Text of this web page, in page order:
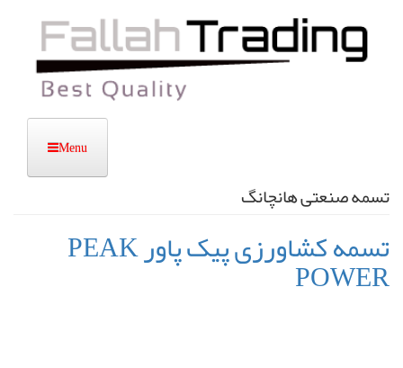
تسمه صنعتی هانچانگ
تسمه کشاورزی پیک پاور PEAK
POWER